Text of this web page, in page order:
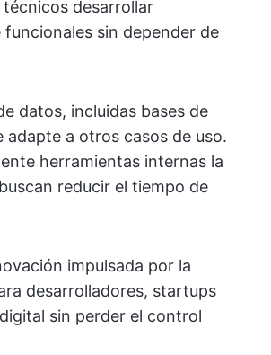
desarrollar
sin depender de
datos, incluidas bases de
adapte a otros casos de uso.
herramientas internas la
reducir el tiempo de
impulsada por la
desarrolladores, startups
sin perder el control